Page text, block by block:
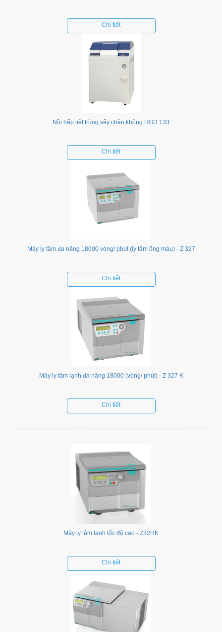
Chi tiết
Nồi hấp tiệt trùng sấy chân không HGD 133
Chi tiết
Máy ly tâm đa năng 18000 vòng/ phút (ly tâm ống máu) - Z 327
Chi tiết
Máy ly tâm lạnh đa năng 18000 (vòng/ phút) - Z 327 K
Chi tiết
Máy ly tâm lạnh tốc độ cao - Z32HK
Chi tiết